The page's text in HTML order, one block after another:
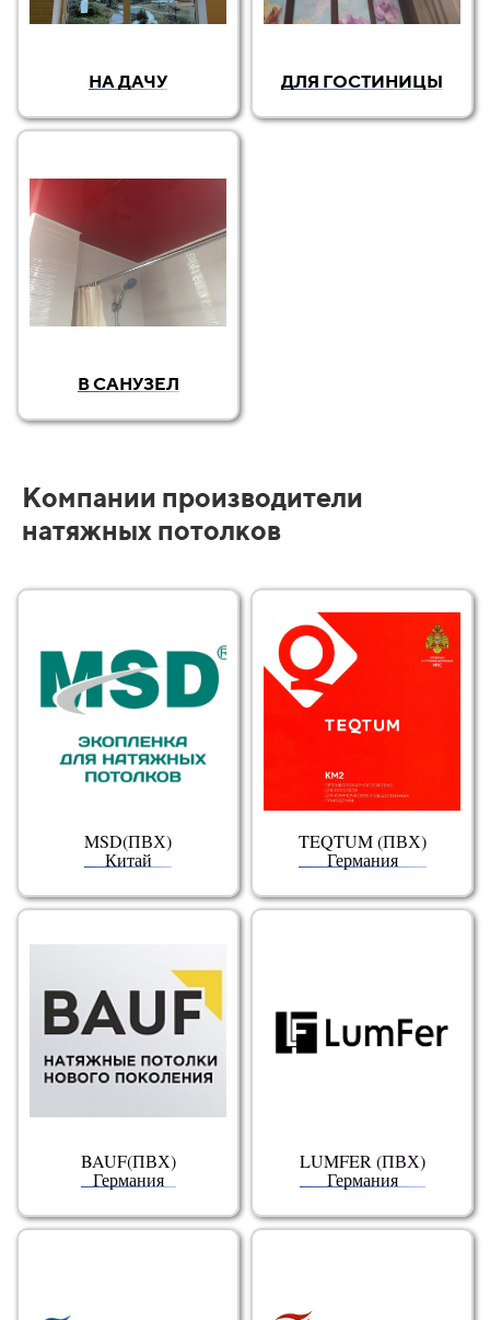
НА ДАЧУ ДЛЯ ГОСТИНИЦЫ
В САНУЗЕЛ
Компании производители
натяжных потолков
MSD(ПВХ)
Китай
TEQTUM (ПВХ)
Германия
BAUF(ПВХ)
Германия
LUMFER (ПВХ)
Германия